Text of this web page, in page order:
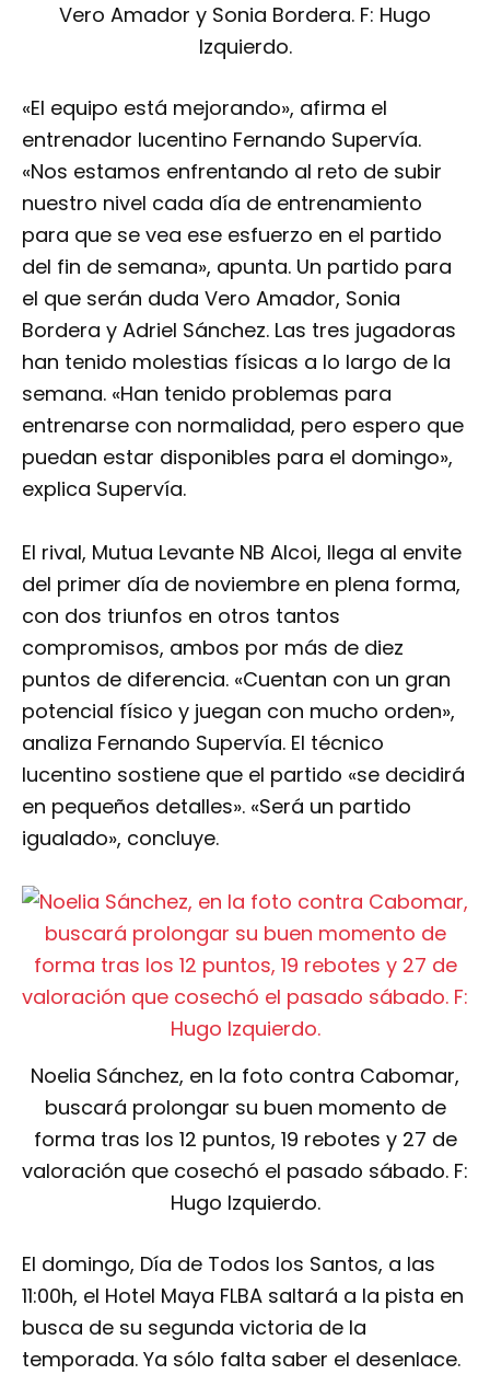
Vero Amador y Sonia Bordera. F: Hugo
Izquierdo.
«El equipo está mejorando», afirma el
entrenador lucentino Fernando Supervía.
«Nos estamos enfrentando al reto de subir
nuestro nivel cada día de entrenamiento
para que se vea ese esfuerzo en el partido
del fin de semana», apunta. Un partido para
el que serán duda Vero Amador, Sonia
Bordera y Adriel Sánchez. Las tres jugadoras
han tenido molestias físicas a lo largo de la
semana. «Han tenido problemas para
entrenarse con normalidad, pero espero que
puedan estar disponibles para el domingo»,
explica Supervía.
El rival, Mutua Levante NB Alcoi, llega al envite
del primer día de noviembre en plena forma,
con dos triunfos en otros tantos
compromisos, ambos por más de diez
puntos de diferencia. «Cuentan con un gran
potencial físico y juegan con mucho orden»,
analiza Fernando Supervía. El técnico
lucentino sostiene que el partido «se decidirá
en pequeños detalles». «Será un partido
igualado», concluye.
Noelia Sánchez, en la foto contra Cabomar,
buscará prolongar su buen momento de
forma tras los 12 puntos, 19 rebotes y 27 de
valoración que cosechó el pasado sábado. F:
Hugo Izquierdo.
El domingo, Día de Todos los Santos, a las
11:00h, el Hotel Maya FLBA saltará a la pista en
busca de su segunda victoria de la
temporada. Ya sólo falta saber el desenlace.